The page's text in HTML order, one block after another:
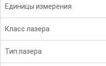
Единицы измерения
Класс лазера
Тип лазера